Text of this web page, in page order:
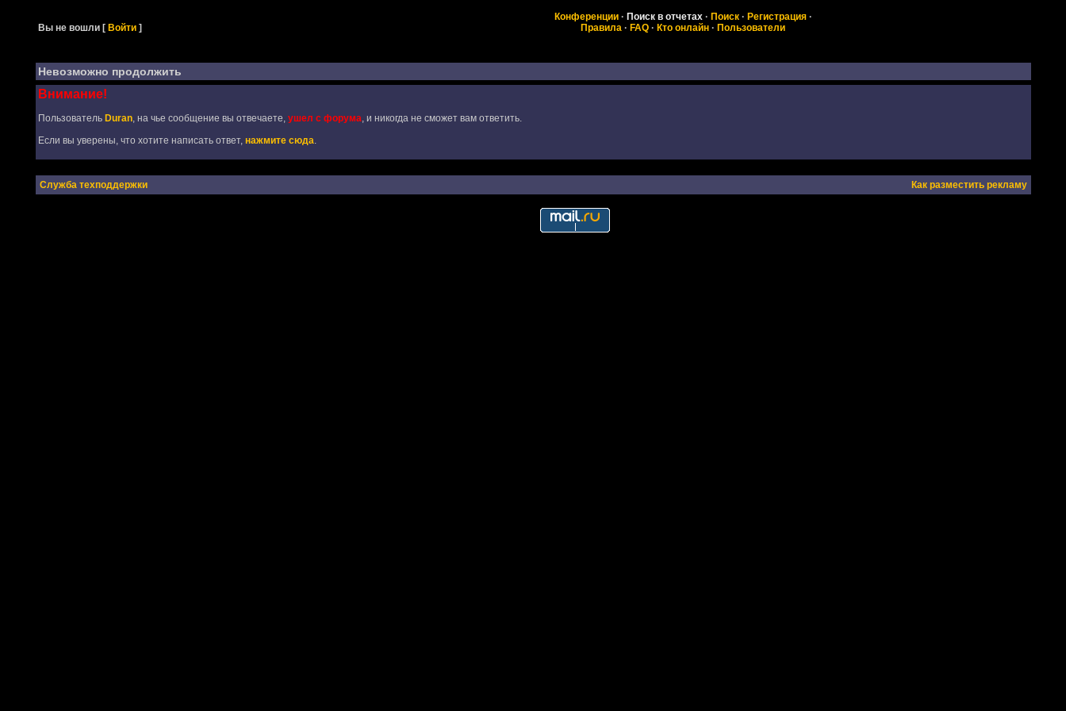
Вы не вошли [Войти ]
Конференции· Поиск в отчетах· Поиск· Регистрация·
Правила · FAQ · Кто онлайн · Пользователи
Невозможно продолжить
Внимание!
Пользователь Duran, на чье сообщение вы отвечаете, ушел с форума, и никогда не сможет вам ответить.
Если вы уверены, что хотите написать ответ, нажмите сюда.
Служба техподдержки Как разместить рекламу